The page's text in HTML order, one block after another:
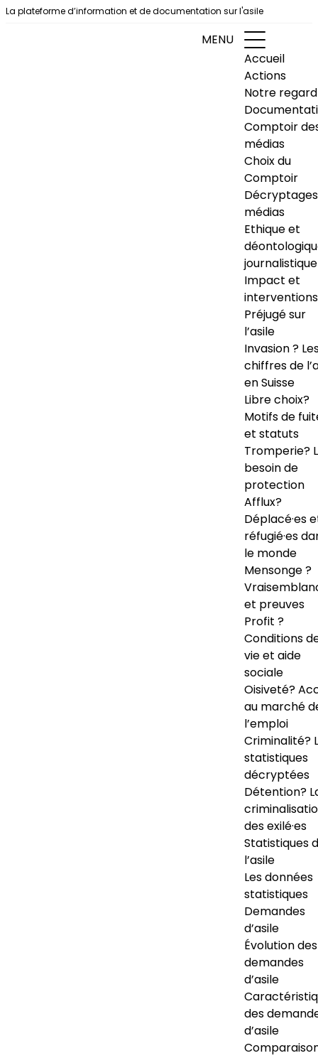
Aller au contenu
La plateforme d’information et de documentation sur l'asile
MENU
Accueil
Actions
Notre regard
Comptoir
médias
Choix du
Comptoir
Décryptages
médias
Ethique et
journalistique
Impact et
interventions
Préjugé sur
l’asile
Invasion ?
chiffres de
en Suisse
Libre choix?
Motifs de
et statuts
Tromperie?
besoin de
protection
Afflux?
Déplacé·es
réfugié·es
le monde
Mensonge ?
et preuves
Profit ?
Conditions
vie et aide
sociale
Oisiveté?
au marché
l’emploi
Criminalité?
statistiques
décryptées
Détention?
des exilé·es
Statistiques
l’asile
Les données
statistiques
Demandes
d’asile
Évolution des
demandes
d’asile
des
d’asile